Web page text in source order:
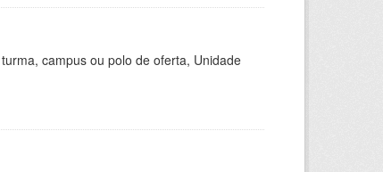
campus ou polo de oferta, Unidade